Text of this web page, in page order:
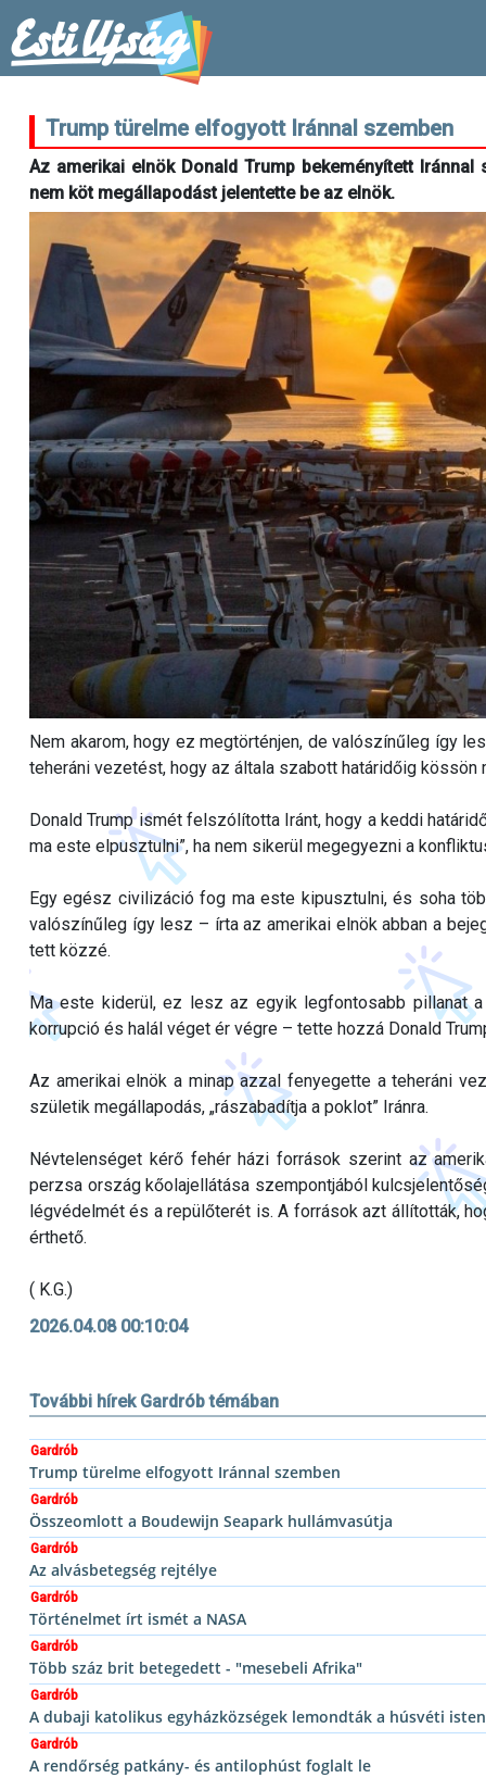
Trump türelme elfogyott Iránnal szemben
Az amerikai elnök Donald Trump bekeményített
nem köt megállapodást jelentette be az elnök.
Nem akarom, hogy ez megtörténjen, de valószínűleg így
teheráni vezetést, hogy az általa szabott határidőig kössön
Donald Trump ismét felszólította Iránt, hogy a keddi
ma este elpusztulni”, ha nem sikerül megegyezni a
Egy egész civilizáció fog ma este kipusztulni, és soha
valószínűleg így lesz – írta az amerikai elnök abban a
tett közzé.
Ma este kiderül, ez lesz az egyik legfontosabb pillanat
korrupció és halál véget ér végre – tette hozzá Donald
Az amerikai elnök a minap azzal fenyegette a teheráni
születik megállapodás, „rászabadítja a poklot” Iránra.
Névtelenséget kérő fehér házi források szerint az
perzsa ország kőolajellátása szempontjából
légvédelmét és a repülőterét is. A források azt állították,
érthető.
( K.G.)
2026.04.08 00:10:04
További hírek Gardrób témában
Gardrób
Trump türelme elfogyott Iránnal szemben
Gardrób
Összeomlott a Boudewijn Seapark hullámvasútja
Gardrób
Az alvásbetegség rejtélye
Gardrób
Történelmet írt ismét a NASA
Gardrób
Több száz brit betegedett - "mesebeli Afrika"
Gardrób
A dubaji katolikus egyházközségek lemondták a húsvéti
Gardrób
A rendőrség patkány- és antilophúst foglalt le